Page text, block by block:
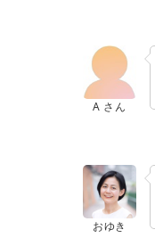
A さん
おゆき